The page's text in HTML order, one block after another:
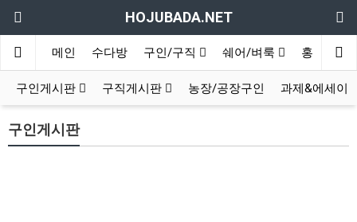
HOJUBADA.NET
메인 수다방 구인/구직 쉐어/벼룩 홍보방
구인게시판 구직게시판 농장/공장구인 과제&에세이
구인게시판